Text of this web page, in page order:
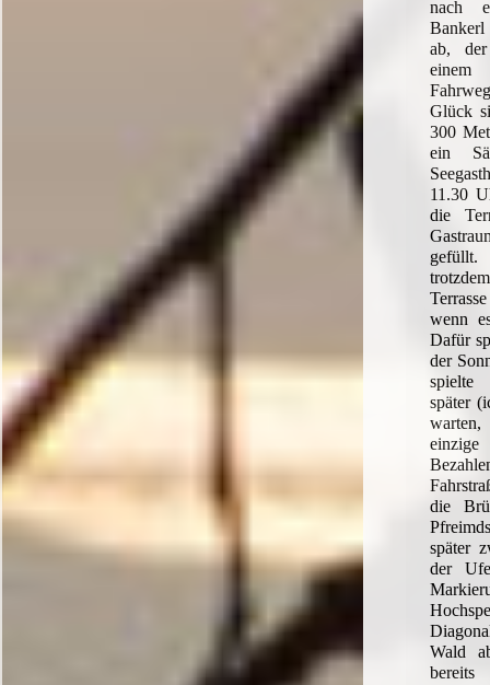
nach
ab,
Glück
300
ein
11.30
die
wenn
Dafür
der
später
die
später
der
Wald